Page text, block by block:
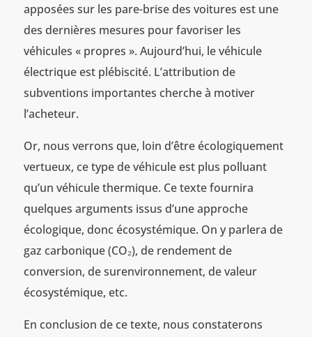
apposées sur les pare-brise des voitures est une
des dernières mesures pour favoriser les
véhicules « propres ». Aujourd’hui, le véhicule
électrique est plébiscité. L’attribution de
subventions importantes cherche à motiver
l’acheteur.
Or, nous verrons que, loin d’être écologiquement
vertueux, ce type de véhicule est plus polluant
qu’un véhicule thermique. Ce texte fournira
quelques arguments issus d’une approche
écologique, donc écosystémique. On y parlera de
gaz carbonique (CO₂), de rendement de
conversion, de surenvironnement, de valeur
écosystémique, etc.
En conclusion de ce texte, nous constaterons